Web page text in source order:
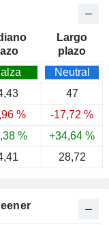
Largo
plazo
Neutral
47
%
-17,72 %
%
+34,64 %
28,72